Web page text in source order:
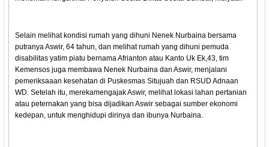
Selain melihat kondisi rumah yang dihuni Nenek Nurbaina bersama
putranya Aswir, 64 tahun, dan melihat rumah yang dihuni pemuda
disabilitas yatim piatu bernama Afrianton atau Kanto Uk Ek,43, tim
Kemensos juga membawa Nenek Nurbaina dan Aswir, menjalani
pemeriksaaan kesehatan di Puskesmas Situjuah dan RSUD Adnaan
WD. Setelah itu, merekamengajak Aswir, melihat lokasi lahan pertanian
atau peternakan yang bisa dijadikan Aswir sebagai sumber ekonomi
kedepan, untuk menghidupi dirinya dan ibunya Nurbaina.